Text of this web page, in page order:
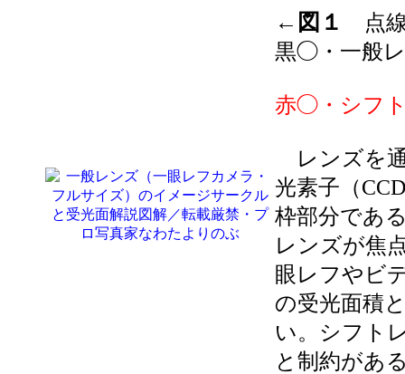
←図１
点線
黒◯・一般レ
赤◯・シフ
レンズを
光素子（
枠部分であ
レンズが焦
眼レフやビ
の受光面積
い。シフト
と制約があ